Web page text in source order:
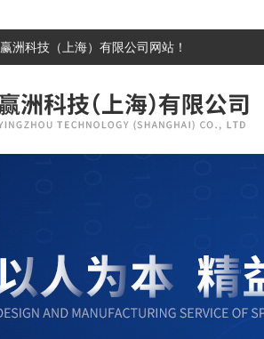
赢洲科技（上海）有限公司 网站！